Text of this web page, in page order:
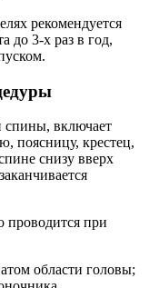
рекомендуется
до 3-х раз в год,
спины, включает
поясницу, крестец,
снизу вверх
проводится при
области головы;